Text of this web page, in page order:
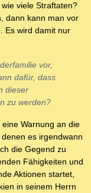
viele Straftaten?
dann kann man vor
Es wird damit nur
vor,
dafür, dass
dieser
zu werden?
Warnung an die
es irgendwann
die Gegend zu
Fähigkeiten und
Aktionen startet,
in seinem Herrn